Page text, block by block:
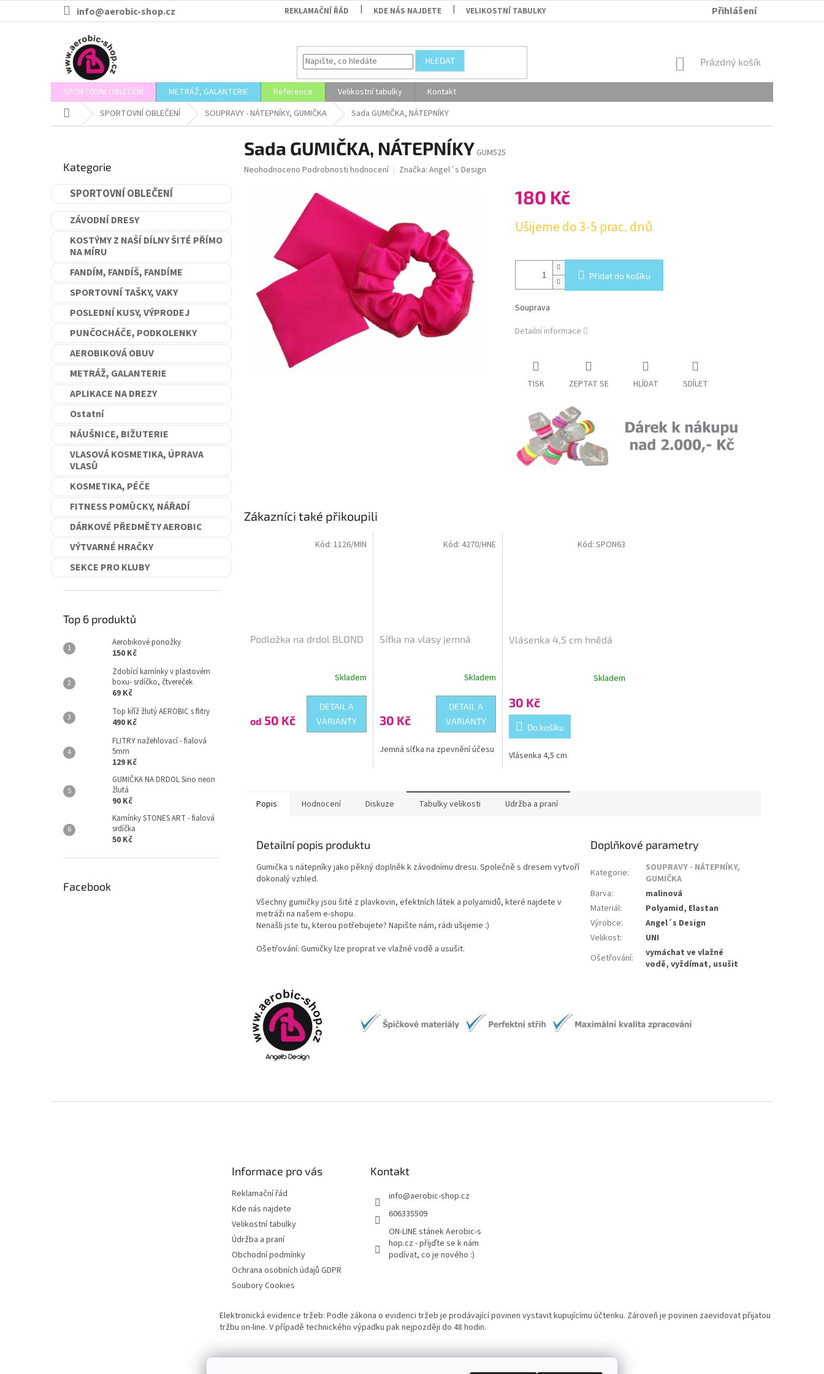
info@aerobic-shop.cz REKLAMAČNÍ ŘÁD KDE NÁS NAJDETE VELIKOSTNÍ TABULKY OBCHODNÍ PODMÍNKY
Přihlášení
HLEDAT
NÁKUPNÍ
Prázdný košík
SPORTOVNÍ OBLEČENÍ METRÁŽ, GALANTERIE Reference Velikostní tabulky
Kontakt
Domů SPORTOVNÍ OBLEČENÍ SOUPRAVY - NÁTEPNÍKY, GUMIČKA Sada GUMIČKA, NÁTEPNÍKY
kategorie
Kategorie
SPORTOVNÍ OBLEČENÍ
ZÁVODNÍ DRESY
KOSTÝMY Z NAŠÍ DÍLNY ŠITÉ PŘÍMO
NA MÍRU
FANDÍM, FANDÍŠ, FANDÍME
SPORTOVNÍ TAŠKY, VAKY
POSLEDNÍ KUSY, VÝPRODEJ
PUNČOCHÁČE, PODKOLENKY
AEROBIKOVÁ OBUV
METRÁŽ, GALANTERIE
APLIKACE NA DREZY
Ostatní
NÁUŠNICE, BIŽUTERIE
VLASOVÁ KOSMETIKA, ÚPRAVA
VLASŮ
KOSMETIKA, PÉČE
FITNESS POMŮCKY, NÁŘADÍ
DÁRKOVÉ PŘEDMĚTY AEROBIC
VÝTVARNÉ HRAČKY
SEKCE PRO KLUBY
Top 6 produktů
Aerobikové ponožky
150 Kč
Zdobící kamínky v plastovém
boxu- srdíčko, čtvereček
69 Kč
Top kříž žlutý AEROBIC s flitry
490 Kč
FLITRY nažehlovací - fialová
5mm
129 Kč
GUMIČKA NA DRDOL Sirio neon
žlutá
90 Kč
Kamínky STONES ART - fialová
srdíčka
50 Kč
Facebook
Sada GUMIČKA, NÁTEPNÍKY GUM525
Průměrné
hvězdiček.
Neohodnoceno Podrobnosti hodnocení Značka: Angel´s Design
180 Kč
cena:
Ušijeme do 3-5 prac. dnů
Přidat do košíku
Souprava
Detailní informace
TISK ZEPTAT SE HLÍDAT SDÍLET
Zákazníci také přikoupili
Podložka na drdol BLOND
Skladem
od 50 Kč
DETAIL A
VARIANTY
Kód: 1126/MIN
Síťka na vlasy jemná
je
5,0
5
Skladem
30 Kč
DETAIL A
VARIANTY
Jemná síťka na zpevnění účesu
Kód: 4270/HNE
Vlásenka 4,5 cm hnědá
Skladem
30 Kč
Do košíku
Vlásenka 4,5 cm
Kód:SPON63
Popis Hodnocení Diskuze Tabulky velikosti Udržba a praní
Detailní popis produktu
Gumička s nátepníky jako pěkný doplněk k závodnímu dresu. Společně s dresem vytvoří
dokonalý vzhled.
Všechny gumičky jsou šité z plavkovin, efektních látek a polyamidů, které najdete v
metráži na našem e-shopu.
Nenašli jste tu, kterou potřebujete? Napište nám, rádi ušijeme :)
Ošetřování: Gumičky lze proprat ve vlažné vodě a usušit.
Doplňkové parametry
Kategorie:
SOUPRAVY - NÁTEPNÍKY,
GUMIČKA
Barva:
malinová
Materiál:
Polyamid, Elastan
Výrobce:
Angel´s Design
Velikost:
UNI
Ošetřování:
vymáchat ve vlažné
vodě, vyždímat, usušit
Informace pro vás
Reklamační řád
Kde nás najdete
Velikostní tabulky
Údržba a praní
Obchodní podmínky
Ochrana osobních údajů GDPR
Soubory Cookies
Kontakt
info@aerobic-shop.cz
606335509
ON-LINE stánek Aerobic-s
hop.cz - přijďte se k nám
podívat, co je nového :)
Elektronická evidence tržeb: Podle zákona o evidenci tržeb je prodávající povinen vystavit kupujícímu účtenku. Zároveň je povinen zaevidovat přijatou
tržbu on-line. V případě technického výpadku pak nejpozději do 48 hodin.